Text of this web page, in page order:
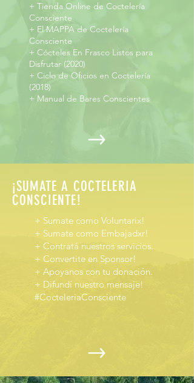
+ Tienda Online de Coctelería
Consciente
+ El MAPPA de Coctelería
Consciente
+ Cócteles En Frasco Listos para
Disfrutar (2020)
+ Ciclo de Oficios en Coctelería
(2018)
+ Manual de Bares Conscientes
¡SUMATE A COCTELERIA
CONSCIENTE!
+ Sumate como Voluntarix!
+ Sumate como Embajadxr!
+ Contratá nuestros servicios.
+ Convertite en Sponsor!
+ Apoyanos con tu donación.
+ Difundí nuestro mensaje!
#CocteleriaConsciente